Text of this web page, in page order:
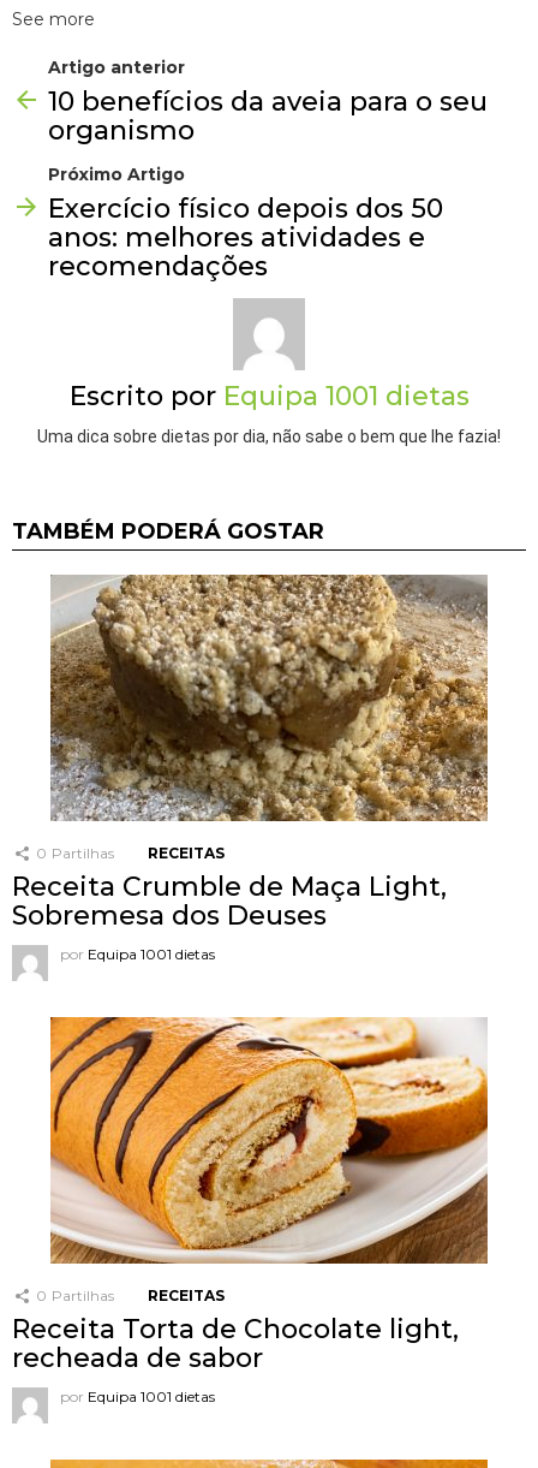
See more
Artigo anterior
10 benefícios da aveia para o seu
organismo
Próximo Artigo
Exercício físico depois dos 50
anos: melhores atividades e
recomendações
Escrito por Equipa 1001 dietas
Uma dica sobre dietas por dia, não sabe o bem que lhe fazia!
TAMBÉM PODERÁ GOSTAR
0 Partilhas RECEITAS
Receita Crumble de Maça Light,
Sobremesa dos Deuses
por Equipa 1001 dietas
0 Partilhas RECEITAS
Receita Torta de Chocolate light,
recheada de sabor
por Equipa 1001 dietas